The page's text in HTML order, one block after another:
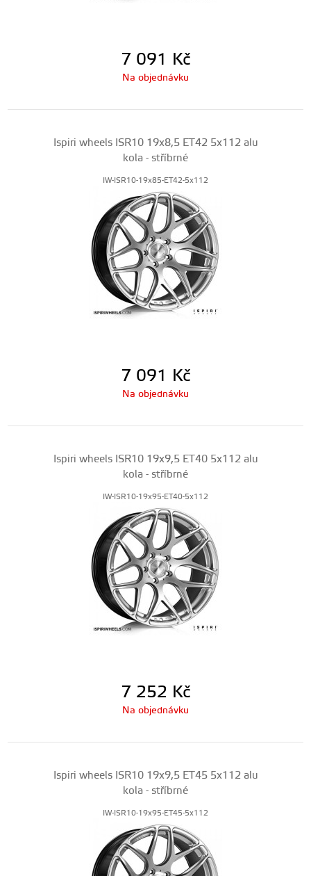
7 091 Kč
Na objednávku
Ispiri wheels ISR10 19x8,5 ET42 5x112 alu
kola - stříbrné
IW-ISR10-19x85-ET42-5x112
7 091 Kč
Na objednávku
Ispiri wheels ISR10 19x9,5 ET40 5x112 alu
kola - stříbrné
IW-ISR10-19x95-ET40-5x112
7 252 Kč
Na objednávku
Ispiri wheels ISR10 19x9,5 ET45 5x112 alu
kola - stříbrné
IW-ISR10-19x95-ET45-5x112